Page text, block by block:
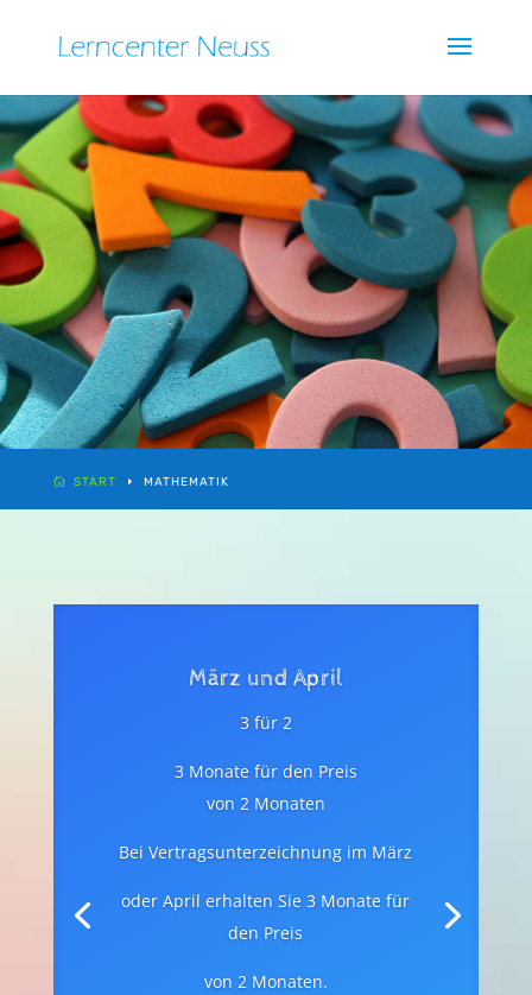
START MATHEMATIK
März und April
3 für 2
3 Monate für den Preis
von 2 Monaten
Bei Vertragsunterzeichnung im März
oder April erhalten Sie 3 Monate für
den Preis
von 2 Monaten.